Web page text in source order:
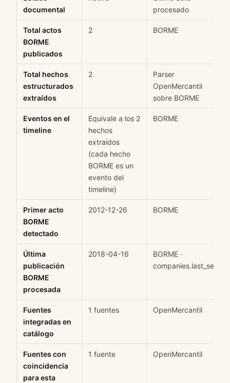
documental
procesado
Total actos
BORME
publicados
2 BORME
Total hechos
estructurados
extraídos
2
Parser
OpenMercantil
sobre BORME
Eventos en el
timeline
Equivale a los 2
hechos
extraidos
(cada hecho
BORME es un
evento del
timeline)
BORME
Primer acto
BORME
detectado
2012-12-26 BORME
Última
publicación
BORME
procesada
2018-04-16
BORME ·
companies.last_seen
Fuentes
integradas en
catálogo
1 fuentes OpenMercantil
Fuentes con
coincidencia
para esta
1 fuente OpenMercantil